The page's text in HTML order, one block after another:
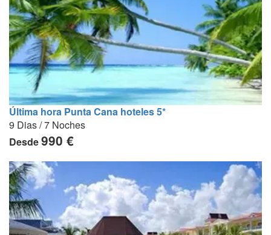
Última hora Punta Cana hoteles 5*
9 Dias / 7 Noches
Desde990 €